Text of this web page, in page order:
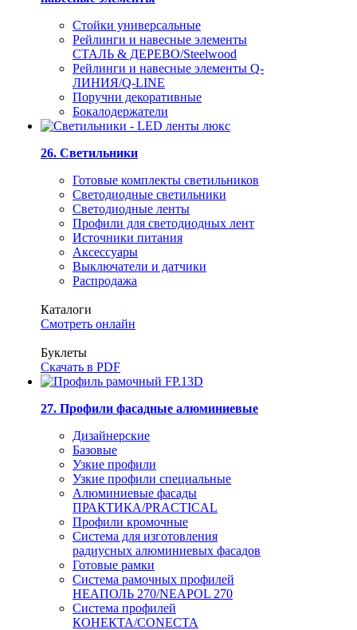
Стойки универсальные
Рейлинги и навесные элементы
СТАЛЬ & ДЕРЕВО/Steelwood
Рейлинги и навесные элементы Q-
ЛИНИЯ/Q-LINE
Поручни декоративные
Бокалодержатели
26. Светильники
Готовые комплекты светильников
Светодиодные светильники
Светодиодные ленты
Профили для светодиодных лент
Источники питания
Аксессуары
Выключатели и датчики
Распродажа
Каталоги
Смотреть онлайн
Буклеты
Скачать в PDF
27. Профили фасадные алюминиевые
Дизайнерские
Базовые
Узкие профили
Узкие профили специальные
Алюминиевые фасады
ПРАКТИКА/PRACTICAL
Профили кромочные
Система для изготовления
радиусных алюминиевых фасадов
Готовые рамки
Система рамочных профилей
НЕАПОЛЬ 270/NEAPOL 270
Система профилей
КОНЕКТА/CONECTA